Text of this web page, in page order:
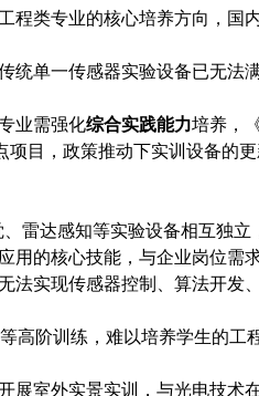
程类专业的核心培养方向，国
统单一传感器实验设备已无法
业需强化综合实践能力培养，
目，政策推动下实训设备的更
雷达感知等实验设备相互独立
的核心技能，与企业岗位需
实现传感器控制、算法开发
高阶训练，难以培养学生的
室外实景实训，与光电技术